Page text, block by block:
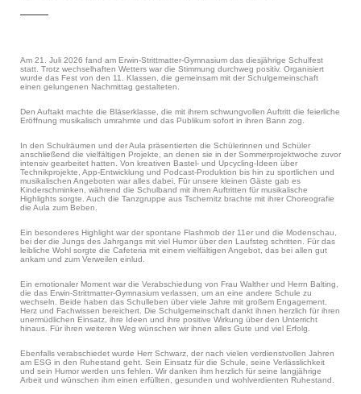
Am 21. Juli 2026 fand am Erwin-Strittmatter-Gymnasium das diesjährige Schulfest
statt. Trotz wechselhaften Wetters war die Stimmung durchweg positiv. Organisiert
wurde das Fest von den 11. Klassen, die gemeinsam mit der Schulgemeinschaft
einen gelungenen Nachmittag gestalteten.
Den Auftakt machte die Bläserklasse, die mit ihrem schwungvollen Auftritt die feierliche
Eröffnung musikalisch umrahmte und das Publikum sofort in ihren Bann zog.
In den Schulräumen und der Aula präsentierten die Schülerinnen und Schüler
anschließend die vielfältigen Projekte, an denen sie in der Sommerprojektwoche zuvor
intensiv gearbeitet hatten. Von kreativen Bastel- und Upcycling-Ideen über
Technikprojekte, App-Entwicklung und Podcast-Produktion bis hin zu sportlichen und
musikalischen Angeboten war alles dabei. Für unsere kleinen Gäste gab es
Kinderschminken, während die Schulband mit ihren Auftritten für musikalische
Highlights sorgte. Auch die Tanzgruppe aus Tschernitz brachte mit ihrer Choreografie
die Aula zum Beben.
Ein besonderes Highlight war der spontane Flashmob der 11er und die Modenschau,
bei der die Jungs des Jahrgangs mit viel Humor über den Laufsteg schritten. Für das
leibliche Wohl sorgte die Cafeteria mit einem vielfältigen Angebot, das bei allen gut
ankam und zum Verweilen einlud.
Ein emotionaler Moment war die Verabschiedung von Frau Walther und Herrn Balting,
die das Erwin-Strittmatter-Gymnasium verlassen, um an eine andere Schule zu
wechseln. Beide haben das Schulleben über viele Jahre mit großem Engagement,
Herz und Fachwissen bereichert. Die Schulgemeinschaft dankt ihnen herzlich für ihren
unermüdlichen Einsatz, ihre Ideen und ihre positive Wirkung über den Unterricht
hinaus. Für ihren weiteren Weg wünschen wir ihnen alles Gute und viel Erfolg.
Ebenfalls verabschiedet wurde Herr Schwarz, der nach vielen verdienstvollen Jahren
am ESG in den Ruhestand geht. Sein Einsatz für die Schule, seine Verlässlichkeit
und sein Humor werden uns fehlen. Wir danken ihm herzlich für seine langjährige
Arbeit und wünschen ihm einen erfüllten, gesunden und wohlverdienten Ruhestand.